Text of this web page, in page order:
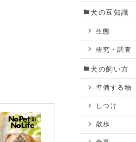
犬の豆知識
生態
研究・調査
犬の飼い方
準備する物
しつけ
散歩